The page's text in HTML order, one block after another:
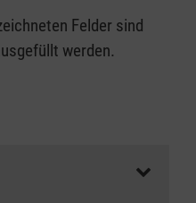
Felder sind
werden.